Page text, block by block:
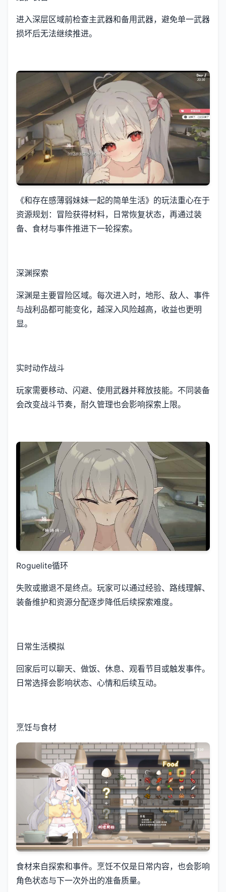
进入深层区域前检查主武器和备用武器，避免单一武器
损坏后无法继续推进。
《和存在感薄弱妹妹一起的简单生活》的玩法重心在于
资源规划：冒险获得材料，日常恢复状态，再通过装
备、食材与事件推进下一轮探索。
深渊探索
深渊是主要冒险区域。每次进入时，地形、敌人、事件
与战利品都可能变化，越深入风险越高，收益也更明
显。
实时动作战斗
玩家需要移动、闪避、使用武器并释放技能。不同装备
会改变战斗节奏，耐久管理也会影响探索上限。
Roguelite循环
失败或撤退不是终点。玩家可以通过经验、路线理解、
装备维护和资源分配逐步降低后续探索难度。
日常生活模拟
回家后可以聊天、做饭、休息、观看节目或触发事件。
日常选择会影响状态、心情和后续互动。
烹饪与食材
食材来自探索和事件。烹饪不仅是日常内容，也会影响
角色状态与下一次外出的准备质量。